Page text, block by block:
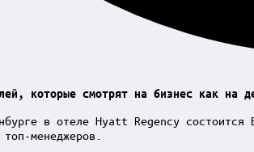
которые смотрят на бизнес как на
в отеле Hyatt Regency
менеджеров.